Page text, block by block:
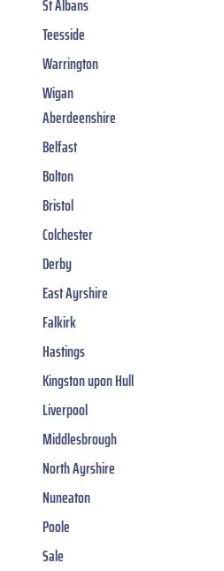
St Albans
Teesside
Warrington
Wigan
Aberdeenshire
Belfast
Bolton
Bristol
Colchester
Derby
East Ayrshire
Falkirk
Hastings
Kingston upon Hull
Liverpool
Middlesbrough
North Ayrshire
Nuneaton
Poole
Sale